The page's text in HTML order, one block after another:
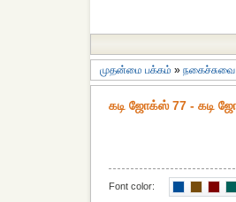
முதன்மை பக்கம் » நகைச்சுவை
கடி ஜோக்ஸ் 77 - கடி
Font color: